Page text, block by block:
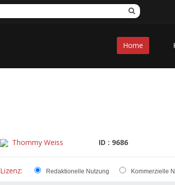
Home
Thommy Weiss ID : 9686
Lizenz: Redaktionelle Nutzung Kommerzielle